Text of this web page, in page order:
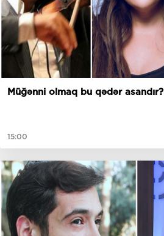
Müğənni olmaq bu qədər asandır?
15:00